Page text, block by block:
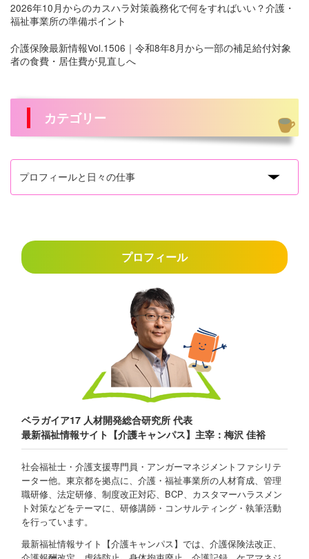
2026年10月からのカスハラ対策義務化で何をすればいい？介護・
福祉事業所の準備ポイント
介護保険最新情報Vol.1506｜令和8年8月から一部の補足給付対象
者の食費・居住費が見直しへ
カテゴリー
プロフィール
ベラガイア17 人材開発総合研究所 代表
最新福祉情報サイト【介護キャンパス】主宰：梅沢 佳裕
社会福祉士・介護支援専門員・アンガーマネジメントファシリテ
ーター他。東京都を拠点に、介護・福祉事業所の人材育成、管理
職研修、法定研修、制度改正対応、BCP、カスタマーハラスメン
ト対策などをテーマに、研修講師・コンサルティング・執筆活動
を行っています。
最新福祉情報サイト【介護キャンパス】では、介護保険法改正、